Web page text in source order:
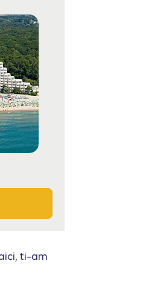
ti-am